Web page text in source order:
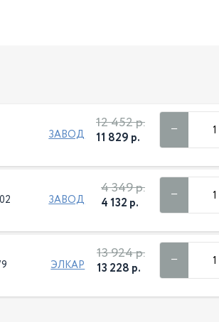
ЗАВОД
12 452 р.
11 829 р.
ЗАВОД
4 349 р.
4 132 р.
ЭЛКАР
13 924 р.
13 228 р.